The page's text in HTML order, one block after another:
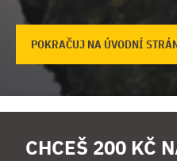
POKRAČUJ NA ÚVODNÍ
CHCEŠ 200 KČ